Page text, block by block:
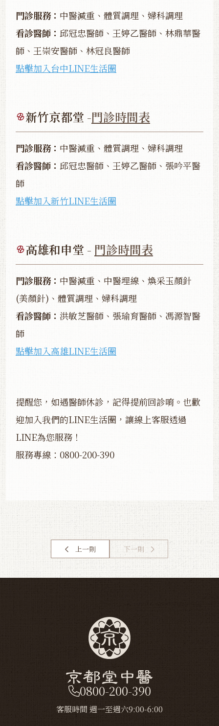
門診服務： 中醫減重、體質調理、婦科調理
看診醫師： 邱冠忠醫師、王婷乙醫師、林鼎華醫
師、王崇安醫師、林冠良醫師
點擊加入台中LINE生活圈
新竹京都堂 -門診時間表
門診服務： 中醫減重、體質調理、婦科調理
看診醫師： 邱冠忠醫師、王婷乙醫師、張吟平醫
師
點擊加入新竹LINE生活圈
高雄和申堂 - 門診時間表
門診服務： 中醫減重、中醫埋線、煥采玉顏針
(美顏針)、體質調理、婦科調理
看診醫師： 洪敏芝醫師、張瑜育醫師、馮源智醫
師
點擊加入高雄LINE生活圈
提醒您，如遇醫師休診，記得提前回診唷。也歡
迎加入我們的LINE生活圈，讓線上客服透過
LINE為您服務！
服務專線：0800-200-390
上一則 下一則
0800-200-390
客服時間 週一至週六9:00-6:00